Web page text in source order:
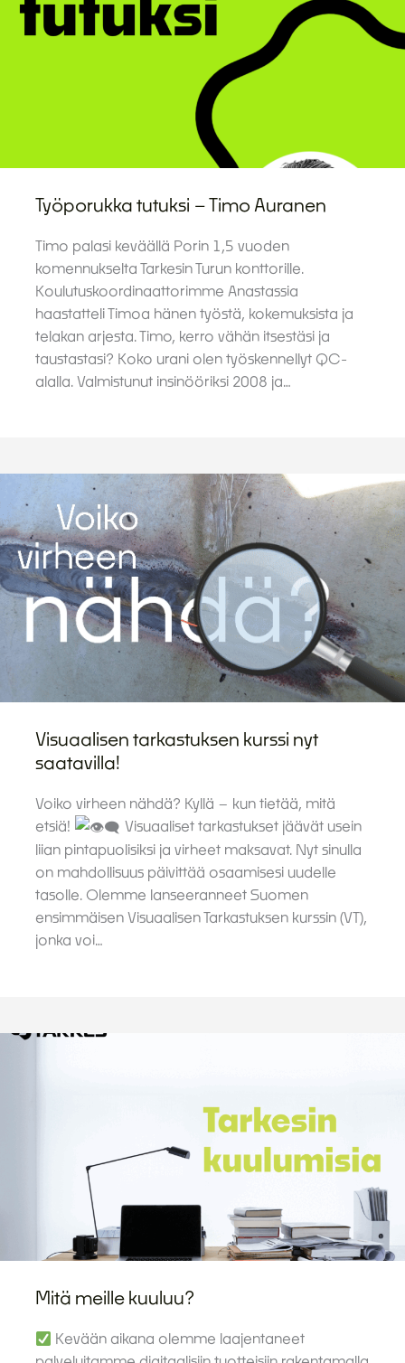
Työporukka tutuksi – Timo Auranen
Timo palasi keväällä Porin 1,5 vuoden
komennukselta Tarkesin Turun konttorille.
Koulutuskoordinaattorimme Anastassia
haastatteli Timoa hänen työstä, kokemuksista ja
telakan arjesta. Timo, kerro vähän itsestäsi ja
taustastasi? Koko urani olen työskennellyt QC-
alalla. Valmistunut insinööriksi 2008 ja…
Visuaalisen tarkastuksen kurssi nyt
saatavilla!
Voiko virheen nähdä? Kyllä – kun tietää, mitä
etsiä!
Visuaaliset tarkastukset jäävät usein
liian pintapuolisiksi ja virheet maksavat. Nyt sinulla
on mahdollisuus päivittää osaamisesi uudelle
tasolle. Olemme lanseeranneet Suomen
ensimmäisen Visuaalisen Tarkastuksen kurssin (VT),
jonka voi…
Mitä meille kuuluu?
Kevään aikana olemme laajentaneet